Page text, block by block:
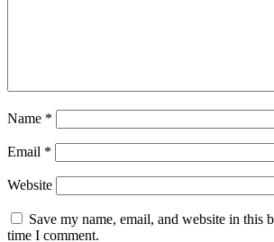
Name *
Email *
Website
Save my name, email, and website in this
time I comment.